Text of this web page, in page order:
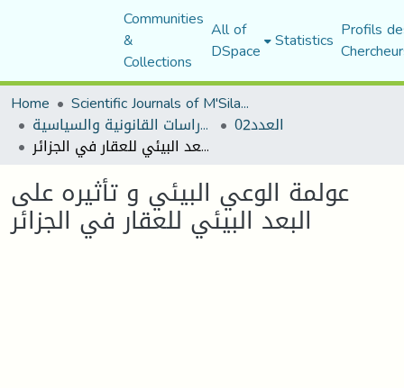
Communities
&
Collections
All of
DSpace Statistics Profils
Home
Scientific Journals of M'Sila University
مجلة الأستاذ الباحث للدراسات القانونية والسياسية العدد02
عولمة الوعي البيئي و تأثيره على البعد البيئي للعقار في الجزائر
عولمة الوعي البيئي و تأثيره على
البعد البيئي للعقار في الجزائر